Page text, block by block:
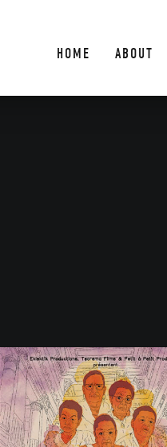
HOME ABOUT